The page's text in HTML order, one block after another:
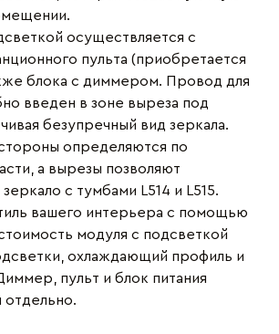
осуществляется с
пульта (приобретается
блока с диммером. Провод для
введен в зоне выреза под
безупречный вид зеркала.
определяются по
а вырезы позволяют
с тумбами L514 и L515.
вашего интерьера с помощью
модуля с подсветкой
охлаждающий профиль и
пульт и блок питания
отдельно.